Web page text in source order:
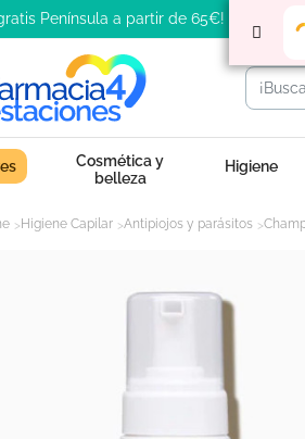
Península a partir de 65€!
Cosmética y
belleza
Higiene
Higiene Capilar Antipiojos y parásitos